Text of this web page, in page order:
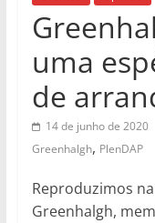
uma
de
14 de junho de 2020
Greenhalgh, PlenDAP
Reproduzimos
Greenhalgh,